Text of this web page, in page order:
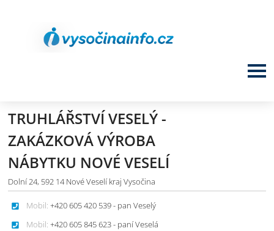
TRUHLÁŘSTVÍ VESELÝ -
ZAKÁZKOVÁ VÝROBA
NÁBYTKU NOVÉ VESELÍ
Dolní 24, 592 14 Nové Veselí kraj Vysočina
Mobil: +420 605 420 539 - pan Veselý
Mobil: +420 605 845 623 - paní Veselá